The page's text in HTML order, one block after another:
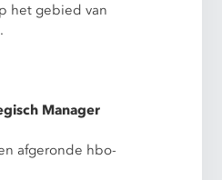
het gebied van
Manager
afgeronde hbo-